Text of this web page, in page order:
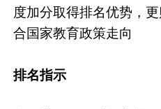
度加分取得排名优势，
合国家教育政策走向
排名指示